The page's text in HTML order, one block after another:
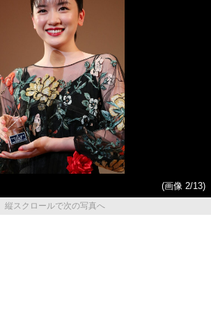
(画像 2/13)
縦スクロールで次の写真へ